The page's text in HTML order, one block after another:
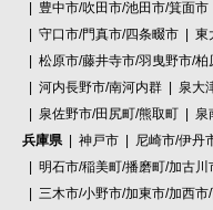
豊中市/吹田市/池田市/箕面市
守口市/門真市/四条畷市
東
松原市/藤井寺市/羽曳野市/柏
河内長野市/南河内群
泉大
泉佐野市/田尻町/熊取町
泉
兵庫県
神戸市
尼崎市/伊丹
明石市/稲美町/播磨町/加古川
三木市/小野市/加東市/加西